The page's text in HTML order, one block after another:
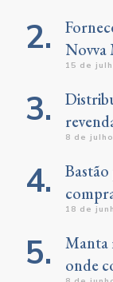
Novva
15 de
8 de
18 de
Manta
onde